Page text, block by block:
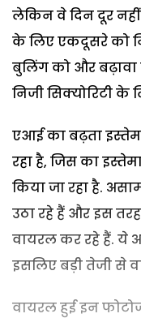
लेकिन वे दिन दूर
के लिए एकदूसरे को
बुलिंग को और
निजी सिक्योरिटी के
एआई का बढ़ता
रहा है, जिस का
किया जा रहा है.
उठा रहे हैं और इस
वायरल कर रहे हैं. ये
इसलिए बड़ी तेजी से
वायरल हुई इन